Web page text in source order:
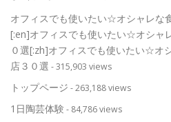
オフィスでも使いたい☆オシャレな
[:en]オフィスでも使いたい☆オシャ
０選[:zh]オフィスでも使いたい☆オ
店３０選 - 315,903 views
トップページ - 263,188 views
1日陶芸体験 - 84,786 views